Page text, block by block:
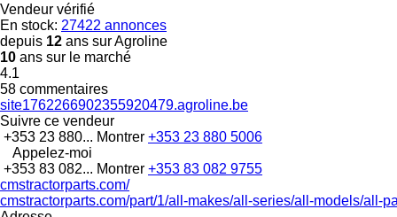
Vendeur vérifié
En stock: 27422 annonces
depuis 12 ans sur Agroline
10 ans sur le marché
4.1
58 commentaires
site1762266902355920479.agroline.be
Suivre ce vendeur
+353 23 880... Montrer +353 23 880 5006
Appelez-moi
+353 83 082... Montrer +353 83 082 9755
cmstractorparts.com/
cmstractorparts.com/part/1/all-makes/all-series/all-models/all-